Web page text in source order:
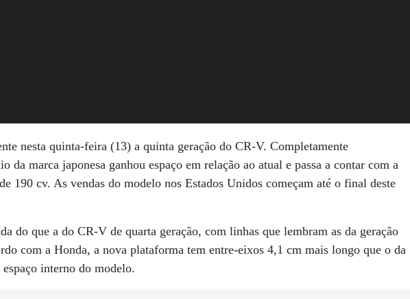
nesta quinta-feira (13) a quinta geração do CR-V. Completamente
da marca japonesa ganhou espaço em relação ao atual e passa a contar com a
190 cv. As vendas do modelo nos Estados Unidos começam até o final deste
do que a do CR-V de quarta geração, com linhas que lembram as da geração
com a Honda, a nova plataforma tem entre-eixos 4,1 cm mais longo que o da
interno do modelo.